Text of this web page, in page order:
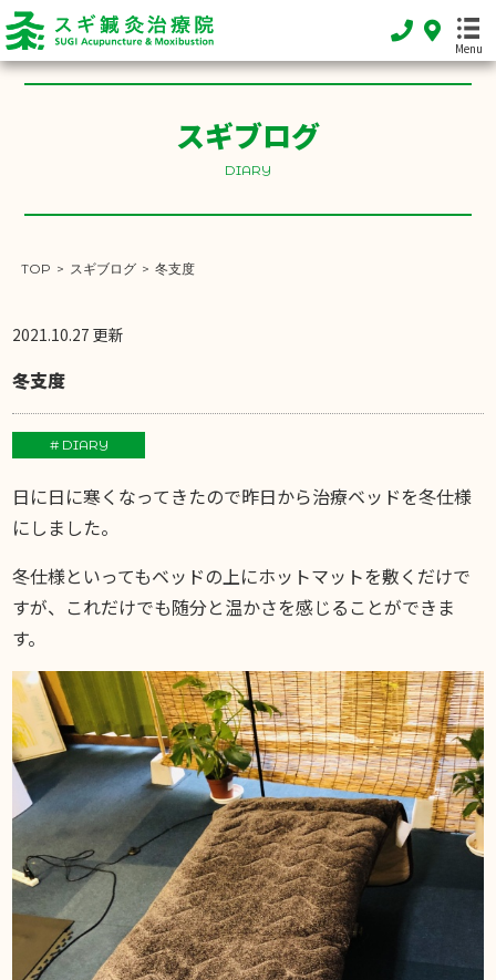
Menu
ホーム
HOME
FEATURE
DIARY
スギブログ
DIARY
TOP > スギブログ > 冬支度
2021.10.27 更新
冬支度
# DIARY
日に日に寒くなってきたので昨日から治療ベッドを冬仕様
にしました。
冬仕様といってもベッドの上にホットマットを敷くだけで
すが、これだけでも随分と温かさを感じることができま
す。